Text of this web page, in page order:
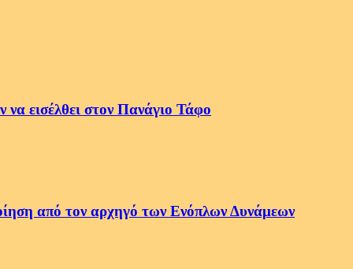
εισέλθει στον Πανάγιο Τάφο
από τον αρχηγό των Ενόπλων Δυνάμεων